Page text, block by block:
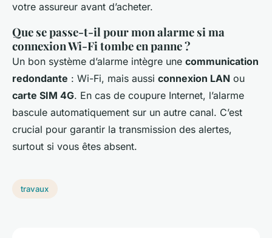
votre assureur avant d’acheter.
Que se passe-t-il pour mon alarme si ma
connexion Wi-Fi tombe en panne ?
Un bon système d’alarme intègre une communication
redondante : Wi-Fi, mais aussi connexion LAN ou
carte SIM 4G. En cas de coupure Internet, l’alarme
bascule automatiquement sur un autre canal. C’est
crucial pour garantir la transmission des alertes,
surtout si vous êtes absent.
travaux